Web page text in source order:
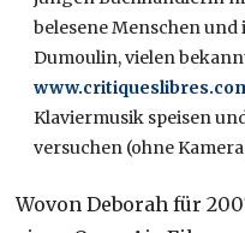
belesene Menschen und
Dumoulin, vielen
Klaviermusik speisen
versuchen (ohne
Wovon Deborah für